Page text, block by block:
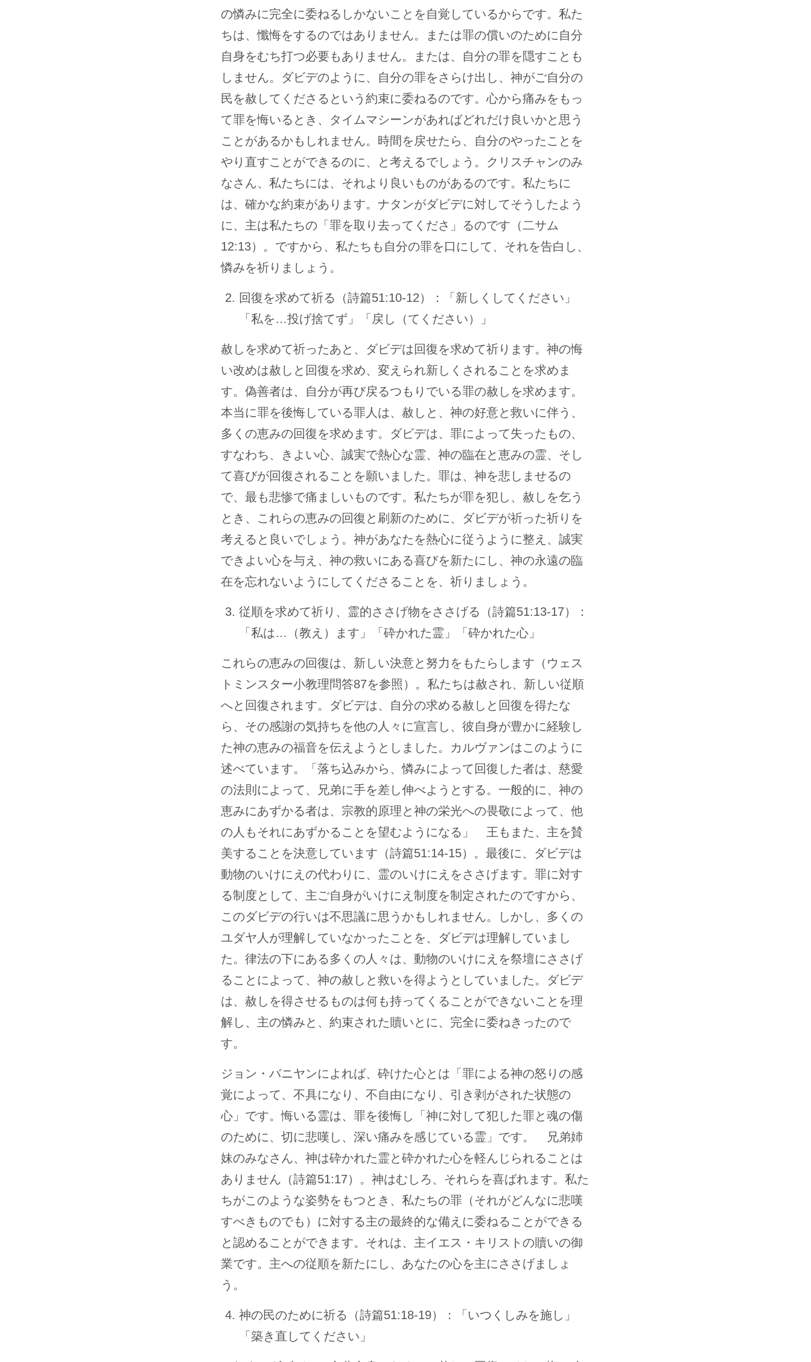
の憐みに完全に委ねるしかないことを自覚しているからです。私た
ちは、懺悔をするのではありません。または罪の償いのために自分
自身をむち打つ必要もありません。または、自分の罪を隠すことも
しません。ダビデのように、自分の罪をさらけ出し、神がご自分の
民を赦してくださるという約束に委ねるのです。心から痛みをもっ
て罪を悔いるとき、タイムマシーンがあればどれだけ良いかと思う
ことがあるかもしれません。時間を戻せたら、自分のやったことを
やり直すことができるのに、と考えるでしょう。クリスチャンのみ
なさん、私たちには、それより良いものがあるのです。私たちに
は、確かな約束があります。ナタンがダビデに対してそうしたよう
に、主は私たちの「罪を取り去ってくださ」るのです（二サム
12:13）。ですから、私たちも自分の罪を口にして、それを告白し、
憐みを祈りましょう。
回復を求めて祈る（詩篇51:10-12）：「新しくしてください」
「私を…投げ捨てず」「戻し（てください）」
赦しを求めて祈ったあと、ダビデは回復を求めて祈ります。神の悔
い改めは赦しと回復を求め、変えられ新しくされることを求めま
す。偽善者は、自分が再び戻るつもりでいる罪の赦しを求めます。
本当に罪を後悔している罪人は、赦しと、神の好意と救いに伴う、
多くの恵みの回復を求めます。ダビデは、罪によって失ったもの、
すなわち、きよい心、誠実で熱心な霊、神の臨在と恵みの霊、そし
て喜びが回復されることを願いました。罪は、神を悲しませるの
で、最も悲惨で痛ましいものです。私たちが罪を犯し、赦しを乞う
とき、これらの恵みの回復と刷新のために、ダビデが祈った祈りを
考えると良いでしょう。神があなたを熱心に従うように整え、誠実
できよい心を与え、神の救いにある喜びを新たにし、神の永遠の臨
在を忘れないようにしてくださることを、祈りましょう。
従順を求めて祈り、霊的ささげ物をささげる（詩篇51:13-17）：
「私は…（教え）ます」「砕かれた霊」「砕かれた心」
これらの恵みの回復は、新しい決意と努力をもたらします（ウェス
トミンスター小教理問答87を参照）。私たちは赦され、新しい従順
へと回復されます。ダビデは、自分の求める赦しと回復を得たな
ら、その感謝の気持ちを他の人々に宣言し、彼自身が豊かに経験し
た神の恵みの福音を伝えようとしました。カルヴァンはこのように
述べています。「落ち込みから、憐みによって回復した者は、慈愛
の法則によって、兄弟に手を差し伸べようとする。一般的に、神の
恵みにあずかる者は、宗教的原理と神の栄光への畏敬によって、他
の人もそれにあずかることを望むようになる」 王もまた、主を賛
美することを決意しています（詩篇51:14-15）。最後に、ダビデは
動物のいけにえの代わりに、霊のいけにえをささげます。罪に対す
る制度として、主ご自身がいけにえ制度を制定されたのですから、
このダビデの行いは不思議に思うかもしれません。しかし、多くの
ユダヤ人が理解していなかったことを、ダビデは理解していまし
た。律法の下にある多くの人々は、動物のいけにえを祭壇にささげ
ることによって、神の赦しと救いを得ようとしていました。ダビデ
は、赦しを得させるものは何も持ってくることができないことを理
解し、主の憐みと、約束された贖いとに、完全に委ねきったので
す。
ジョン・バニヤンによれば、砕けた心とは「罪による神の怒りの感
覚によって、不具になり、不自由になり、引き剥がされた状態の
心」です。悔いる霊は、罪を後悔し「神に対して犯した罪と魂の傷
のために、切に悲嘆し、深い痛みを感じている霊」です。 兄弟姉
妹のみなさん、神は砕かれた霊と砕かれた心を軽んじられることは
ありません（詩篇51:17）。神はむしろ、それらを喜ばれます。私た
ちがこのような姿勢をもつとき、私たちの罪（それがどんなに悲嘆
すべきものでも）に対する主の最終的な備えに委ねることができる
と認めることができます。それは、主イエス・キリストの贖いの御
業です。主への従順を新たにし、あなたの心を主にささげましょ
う。
神の民のために祈る（詩篇51:18-19）：「いつくしみを施し」
「築き直してください」